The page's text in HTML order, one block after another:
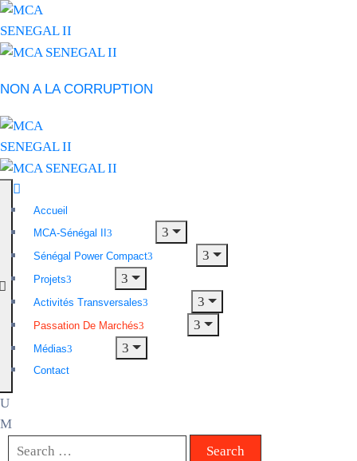
NON A LA CORRUPTION
Accueil
MCA-Sénégal II
Sénégal Power Compact
Projets
Activités Transversales
Passation De Marchés
Médias
Contact